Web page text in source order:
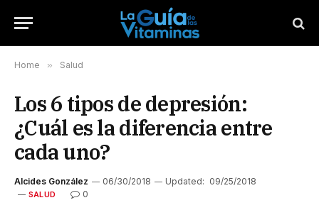
Home » Salud
Los 6 tipos de depresión:
¿Cuál es la diferencia entre
cada uno?
Alcides González 06/30/2018 Updated: 09/25/2018
SALUD 0